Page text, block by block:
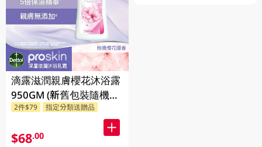
滴露滋潤親膚櫻花沐浴露
950GM (新舊包裝隨機發
貨)
2件$79 指定分類送贈品
$68.00